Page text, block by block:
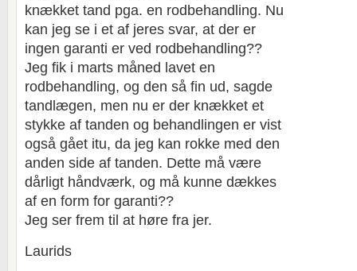
knækket tand pga. en rodbehandling. Nu
kan jeg se i et af jeres svar, at der er
ingen garanti er ved rodbehandling??
Jeg fik i marts måned lavet en
rodbehandling, og den så fin ud, sagde
tandlægen, men nu er der knækket et
stykke af tanden og behandlingen er vist
også gået itu, da jeg kan rokke med den
anden side af tanden. Dette må være
dårligt håndværk, og må kunne dækkes
af en form for garanti??
Jeg ser frem til at høre fra jer.
Laurids